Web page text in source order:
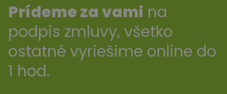
Prídeme za vami na
podpis zmluvy, všetko
ostatné vyriešime online do
1 hod.